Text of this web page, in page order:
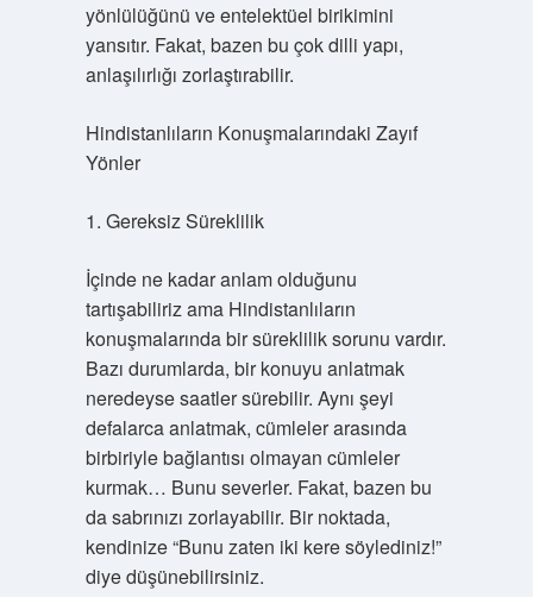
yönlülüğünü ve entelektüel birikimini
yansıtır. Fakat, bazen bu çok dilli yapı,
anlaşılırlığı zorlaştırabilir.
Hindistanlıların Konuşmalarındaki Zayıf
Yönler
1. Gereksiz Süreklilik
İçinde ne kadar anlam olduğunu
tartışabiliriz ama Hindistanlıların
konuşmalarında bir süreklilik sorunu vardır.
Bazı durumlarda, bir konuyu anlatmak
neredeyse saatler sürebilir. Aynı şeyi
defalarca anlatmak, cümleler arasında
birbiriyle bağlantısı olmayan cümleler
kurmak… Bunu severler. Fakat, bazen bu
da sabrınızı zorlayabilir. Bir noktada,
kendinize “Bunu zaten iki kere söylediniz!”
diye düşünebilirsiniz.